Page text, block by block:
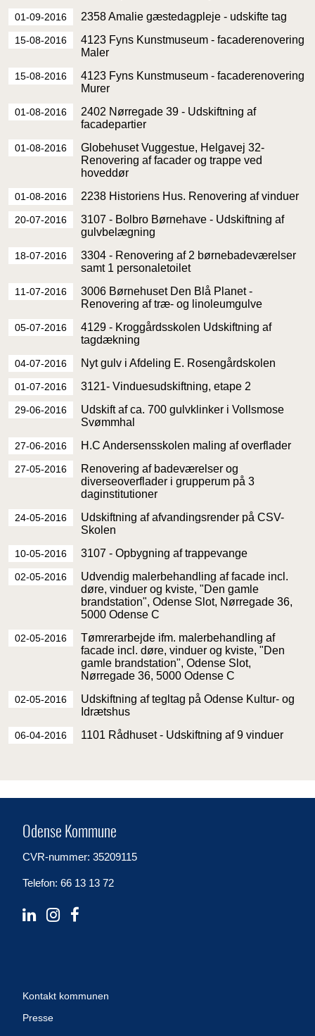
01-09-2016 2358 Amalie gæstedagpleje - udskifte tag
15-08-2016
4123 Fyns Kunstmuseum - facaderenovering
Maler
15-08-2016
4123 Fyns Kunstmuseum - facaderenovering
Murer
01-08-2016
2402 Nørregade 39 - Udskiftning af
facadepartier
01-08-2016
Globehuset Vuggestue, Helgavej 32-
Renovering af facader og trappe ved
hoveddør
01-08-2016 2238 Historiens Hus. Renovering af vinduer
20-07-2016
3107 - Bolbro Børnehave - Udskiftning af
gulvbelægning
18-07-2016
3304 - Renovering af 2 børnebadeværelser
samt 1 personaletoilet
11-07-2016
3006 Børnehuset Den Blå Planet -
Renovering af træ- og linoleumgulve
05-07-2016
4129 - Kroggårdsskolen Udskiftning af
tagdækning
04-07-2016 Nyt gulv i Afdeling E. Rosengårdskolen
01-07-2016 3121- Vinduesudskiftning, etape 2
29-06-2016
Udskift af ca. 700 gulvklinker i Vollsmose
Svømmhal
27-06-2016 H.C Andersensskolen maling af overflader
27-05-2016
Renovering af badeværelser og
diverseoverflader i grupperum på 3
daginstitutioner
24-05-2016
Udskiftning af afvandingsrender på CSV-
Skolen
10-05-2016 3107 - Opbygning af trappevange
02-05-2016
Udvendig malerbehandling af facade incl.
døre, vinduer og kviste, "Den gamle
brandstation", Odense Slot, Nørregade 36,
5000 Odense C
02-05-2016
Tømrerarbejde ifm. malerbehandling af
facade incl. døre, vinduer og kviste, "Den
gamle brandstation", Odense Slot,
Nørregade 36, 5000 Odense C
02-05-2016
Udskiftning af tegltag på Odense Kultur- og
Idrætshus
06-04-2016 1101 Rådhuset - Udskiftning af 9 vinduer
Odense Kommune
CVR-nummer: 35209115
Telefon: 66 13 13 72
Kontakt kommunen
Presse